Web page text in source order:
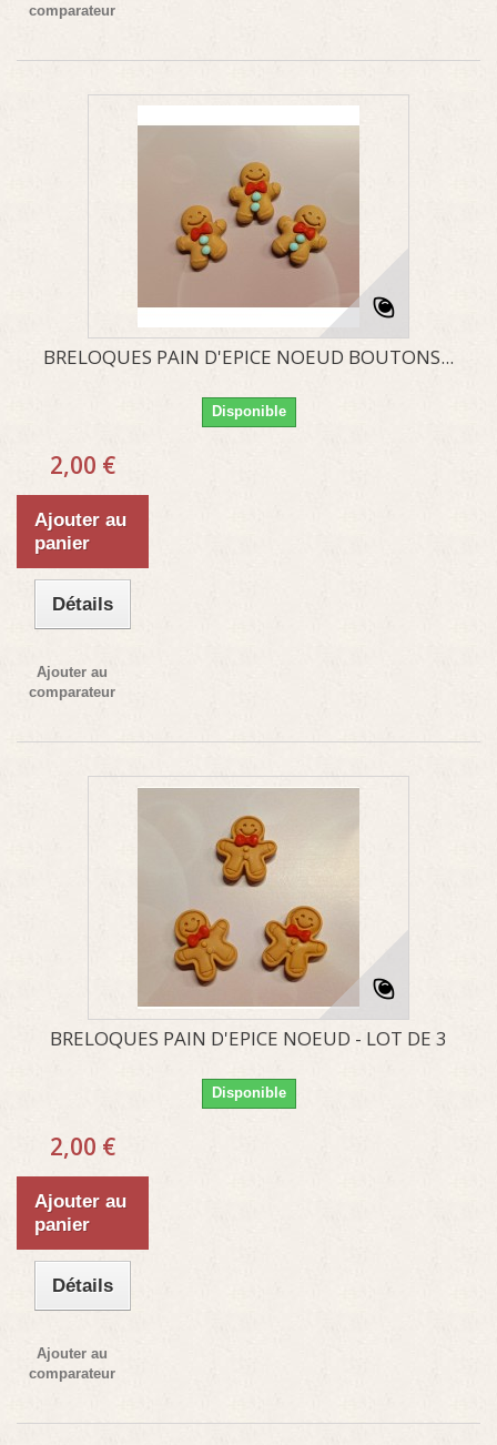
comparateur
BRELOQUES PAIN D'EPICE NOEUD BOUTONS...
Disponible
2,00 €
Ajouter au
panier
Détails
Ajouter au
comparateur
BRELOQUES PAIN D'EPICE NOEUD - LOT DE 3
Disponible
2,00 €
Ajouter au
panier
Détails
Ajouter au
comparateur